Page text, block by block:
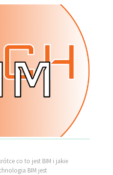
co to jest BIM i jakie
BIM jest